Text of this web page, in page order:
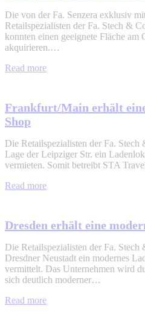
Die von der Fa. Senzera exklusiv
Retailspezialisten der Fa. Stech &
konnten einen geeignete Fläche
akquirieren.…
Read more
Frankfurt/Main erhält
Shop
Die Retailspezialisten der Fa.
Lage der Leipziger Str. ein
vermieten. Somit betreibt STA
Read more
Dresden erhält eine
Die Retailspezialisten der Fa.
Dresdner Neustadt ein modernes
vermittelt. Das Unternehmen wird
sich deutlich moderner…
Read more